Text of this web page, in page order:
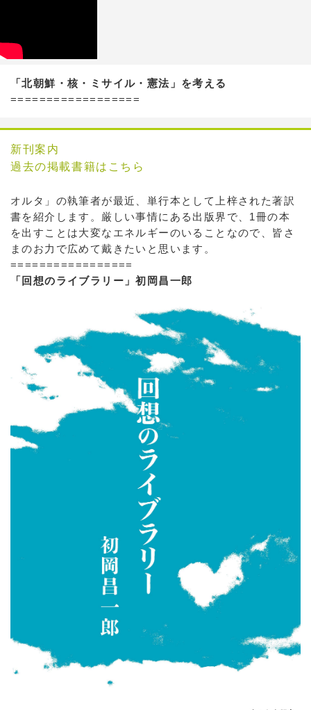
「北朝鮮・核・ミサイル・憲法」を考える
==================
新刊案内
過去の掲載書籍はこちら
オルタ」の執筆者が最近、単行本として上梓された著訳
書を紹介します。厳しい事情にある出版界で、1冊の本
を出すことは大変なエネルギーのいることなので、皆さ
まのお力で広めて戴きたいと思います。
=================
「回想のライブラリー」初岡昌一郎